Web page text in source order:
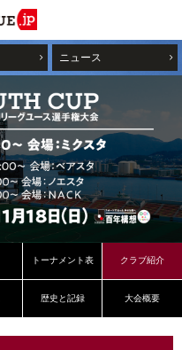
ニュース
トーナメント表 クラブ紹介
歴史と記録 大会概要